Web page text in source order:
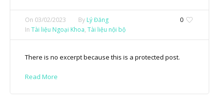
0
On 03/02/2023 By Lý Đăng
In Tài liệu Ngoại Khoa, Tài liệu nội bộ
There is no excerpt because this is a protected post.
Read More